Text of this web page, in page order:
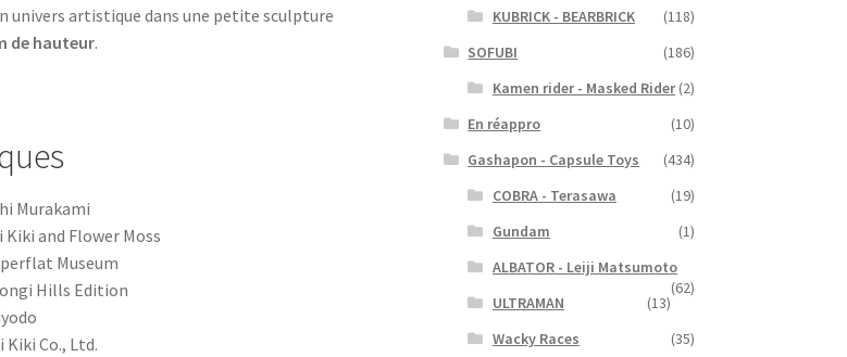
univers artistique dans une petite sculpture
de hauteur.
Murakami
Kiki and Flower Moss
Museum
Hills Edition
Kiki Co., Ltd.
KUBRICK - BEARBRICK
(118)
SOFUBI
(186)
Kamen rider - Masked Rider (2)
En réappro
(10)
Gashapon - Capsule Toys
(434)
COBRA - Terasawa
(19)
Gundam
(1)
ALBATOR - Leiji Matsumoto
(62)
ULTRAMAN
(13)
Wacky Races
(35)